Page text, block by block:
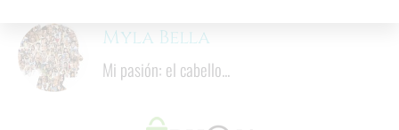
Myla Bella
Mi pasión: el cabello...